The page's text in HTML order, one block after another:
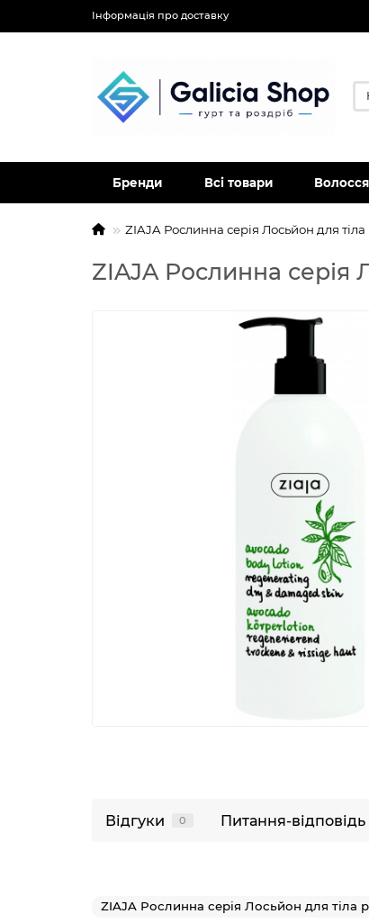
Інформація про доставку
Бренди Всі товари Волосся
ZIAJA Рослинна серія Лосьйон для
ZIAJA Рослинна
Відгуки 0 Питання-відповідь
ZIAJA Рослинна серія Лосьйон для